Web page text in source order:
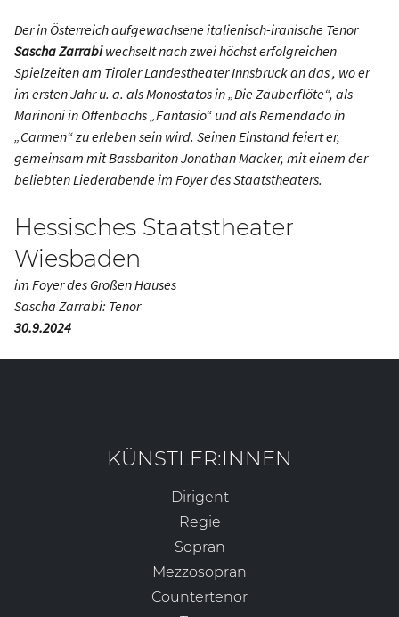
Der in Österreich aufgewachsene italienisch-iranische Tenor
Sascha Zarrabiwechselt nach zwei höchst erfolgreichen
Spielzeiten am Tiroler Landestheater Innsbruck an das , wo er
im ersten Jahr u. a. als Monostatos in „Die Zauberflöte“, als
Marinoni in Offenbachs „Fantasio“ und als Remendado in
„Carmen“ zu erleben sein wird. Seinen Einstand feiert er,
gemeinsam mit Bassbariton Jonathan Macker, mit einem der
beliebten Liederabende im Foyer des Staatstheaters.
Hessisches Staatstheater
Wiesbaden
im Foyer des Großen Hauses
Sascha Zarrabi: Tenor
30.9.2024
KÜNSTLER:INNEN
Dirigent
Regie
Sopran
Mezzosopran
Countertenor